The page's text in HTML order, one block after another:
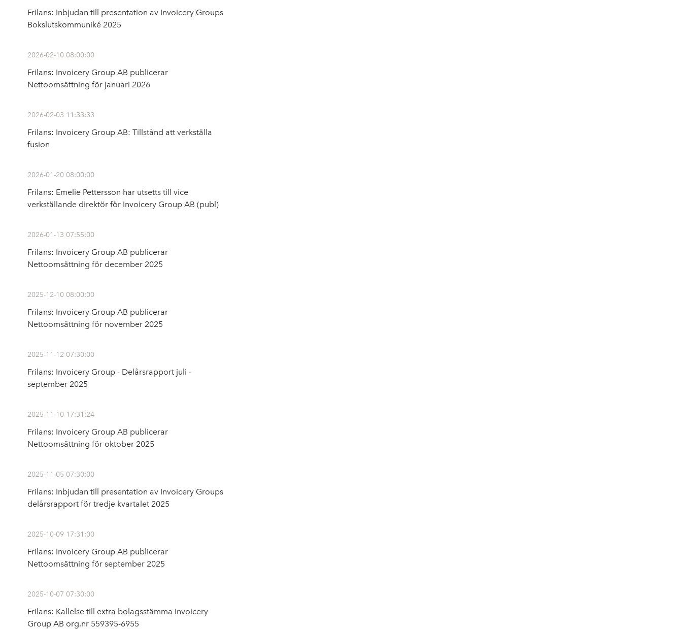
Frilans: Inbjudan till presentation av Invoicery Groups
Bokslutskommuniké 2025
2026-02-10 08:00:00
Frilans: Invoicery Group AB publicerar
Nettoomsättning för januari 2026
2026-02-03 11:33:33
Frilans: Invoicery Group AB: Tillstånd att verkställa
fusion
2026-01-20 08:00:00
Frilans: Emelie Pettersson har utsetts till vice
verkställande direktör för Invoicery Group AB (publ)
2026-01-13 07:55:00
Frilans: Invoicery Group AB publicerar
Nettoomsättning för december 2025
2025-12-10 08:00:00
Frilans: Invoicery Group AB publicerar
Nettoomsättning för november 2025
2025-11-12 07:30:00
Frilans: Invoicery Group - Delårsrapport juli -
september 2025
2025-11-10 17:31:24
Frilans: Invoicery Group AB publicerar
Nettoomsättning för oktober 2025
2025-11-05 07:30:00
Frilans: Inbjudan till presentation av Invoicery Groups
delårsrapport för tredje kvartalet 2025
2025-10-09 17:31:00
Frilans: Invoicery Group AB publicerar
Nettoomsättning för september 2025
2025-10-07 07:30:00
Frilans: Kallelse till extra bolagsstämma Invoicery
Group AB org.nr 559395-6955